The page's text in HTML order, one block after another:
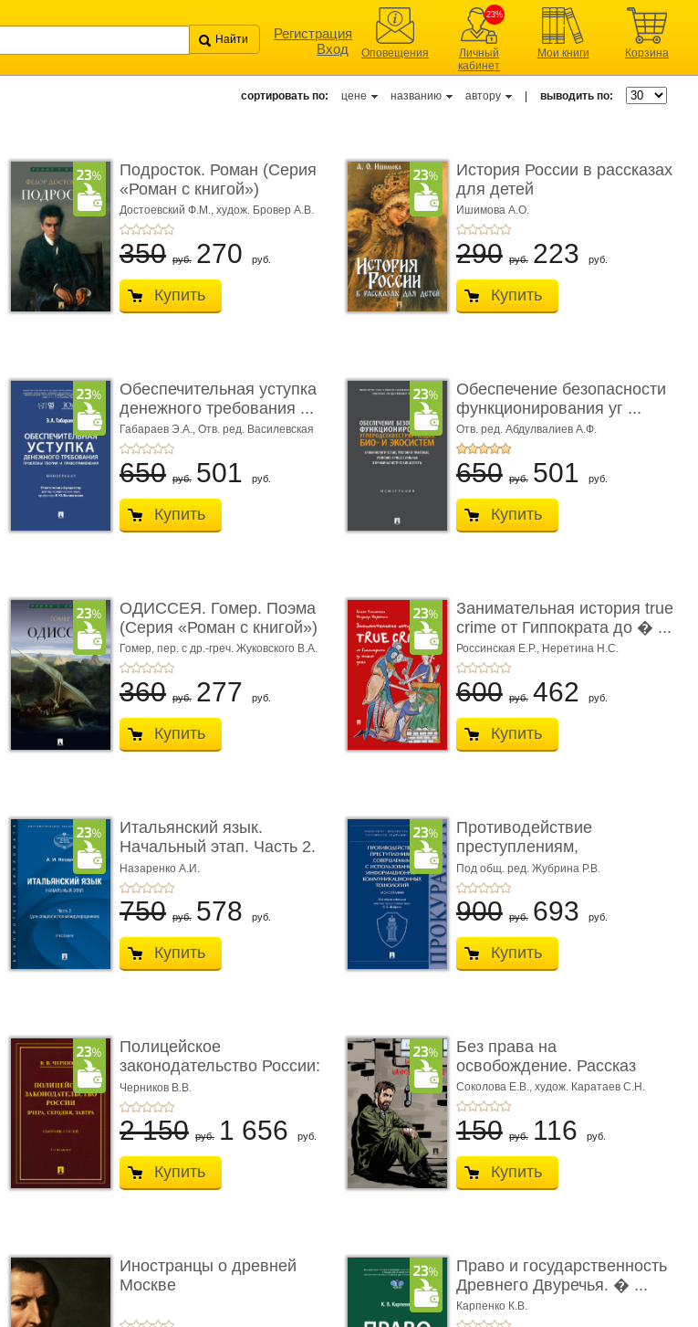
Регистрация
Вход
Оповещения
23%
Личный
кабинет
Мои книги Корзина
сортировать по: цене названию автору выводить по:
Подросток. Роман (Серия
«Роман с книгой»)
Достоевский Ф.М., худож. Бровер А.В.
350 руб. 270 руб.
Купить
История России в рассказах
для детей
Ишимова А.О.
290 руб. 223 руб.
Купить
Обеспечительная уступка
денежного требования ...
Габараев Э.А., Отв. ред. Василевская
Л.Ю.,вступ. сл. Каретина М.Г.
650 руб. 501 руб.
Купить
Обеспечение безопасности
функционирования уг ...
Отв. ред. Абдулвалиев А.Ф.
650 руб. 501 руб.
Купить
ОДИССЕЯ. Гомер. Поэма
(Серия «Роман с книгой»)
Гомер, пер. с др.-греч. Жуковского В.А.
360 руб. 277 руб.
Купить
Занимательная история true
crime от Гиппократа до � ...
Россинская Е.Р., Неретина Н.С.
600 руб. 462 руб.
Купить
Итальянский язык.
Начальный этап. Часть 2.
Учеб� ...
Назаренко А.И.
750 руб. 578 руб.
Купить
Противодействие
преступлениям,
совершаемым с ...
Под общ. ред. Жубрина Р.В.
900 руб. 693 руб.
Купить
Полицейское
законодательство России:
вчера, с� ...
Черников В.В.
2 150 руб. 1 656 руб.
Купить
Без права на
освобождение. Рассказ
Соколова Е.В., худож. Каратаев С.Н.
150 руб. 116 руб.
Купить
Иностранцы о древней
Москве
Право и государственность
Древнего Двуречья. � ...
Карпенко К.В.